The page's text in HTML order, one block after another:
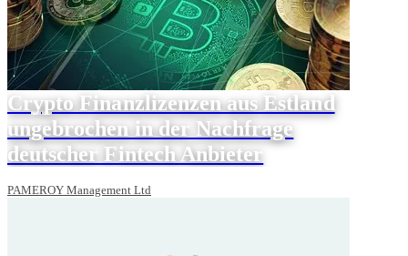
Crypto Finanzlizenzen aus Estland
ungebrochen in der Nachfrage
deutscher Fintech Anbieter
PAMEROY Management Ltd